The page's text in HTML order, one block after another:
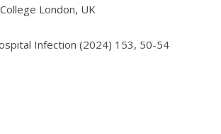
London, UK
Infection (2024) 153, 50-54